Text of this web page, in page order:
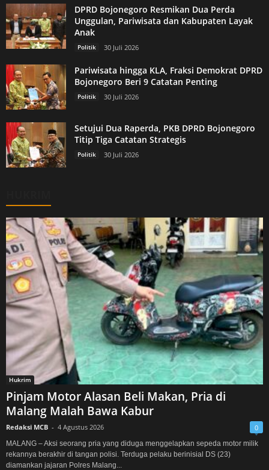
DPRD Bojonegoro Resmikan Dua Perda
Unggulan, Pariwisata dan Kabupaten Layak
Anak
Politik 30 Juli 2026
Pariwisata hingga KLA, Fraksi Demokrat DPRD
Bojonegoro Beri 9 Catatan Penting
Politik 30 Juli 2026
Setujui Dua Raperda, PKB DPRD Bojonegoro
Titip Tiga Catatan Strategis
Politik 30 Juli 2026
Hukrim
Pinjam Motor Alasan Beli Makan, Pria di
Malang Malah Bawa Kabur
Redaksi MCB - 4 Agustus 2026 0
MALANG – Aksi seorang pria yang diduga menggelapkan sepeda motor milik
rekannya berakhir di tangan polisi. Terduga pelaku berinisial DS (23)
diamankan jajaran Polres Malang...